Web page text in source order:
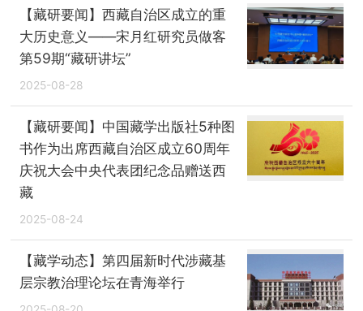
【藏研要闻】西藏自治区成立的重
大历史意义——宋月红研究员做客
第59期“藏研讲坛”
2025-08-28
【藏研要闻】中国藏学出版社5种图
书作为出席西藏自治区成立60周年
庆祝大会中央代表团纪念品赠送西
藏
2025-08-24
【藏学动态】第四届新时代涉藏基
层宗教治理论坛在青海举行